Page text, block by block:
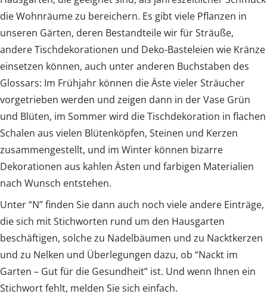
die Wohnräume zu bereichern. Es gibt viele Pflanzen in
unseren Gärten, deren Bestandteile wir für Sträuße,
andere Tischdekorationen und Deko-Basteleien wie Kränze
einsetzen können, auch unter anderen Buchstaben des
Glossars: Im Frühjahr können die Äste vieler Sträucher
vorgetrieben werden und zeigen dann in der Vase Grün
und Blüten, im Sommer wird die Tischdekoration in flachen
Schalen aus vielen Blütenköpfen, Steinen und Kerzen
zusammengestellt, und im Winter können bizarre
Dekorationen aus kahlen Ästen und farbigen Materialien
nach Wunsch entstehen.
Unter “N” finden Sie dann auch noch viele andere Einträge,
die sich mit Stichworten rund um den Hausgarten
beschäftigen, solche zu Nadelbäumen und zu Nacktkerzen
und zu Nelken und Überlegungen dazu, ob “Nackt im
Garten – Gut für die Gesundheit” ist. Und wenn Ihnen ein
Stichwort fehlt, melden Sie sich einfach.